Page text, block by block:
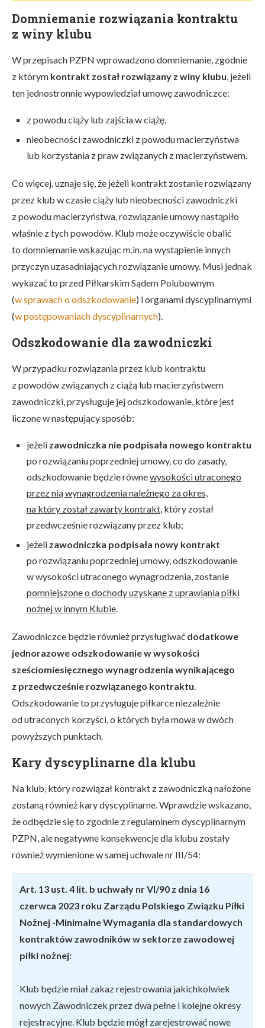
Domniemanie rozwiązania kontraktu
z winy klubu
W przepisach PZPN wprowadzono domniemanie, zgodnie
z którym kontrakt został rozwiązany z winy klubu, jeżeli
ten jednostronnie wypowiedział umowę zawodniczce:
z powodu ciąży lub zajścia w ciążę,
nieobecności zawodniczki z powodu macierzyństwa
lub korzystania z praw związanych z macierzyństwem.
Co więcej, uznaje się, że jeżeli kontrakt zostanie rozwiązany
przez klub w czasie ciąży lub nieobecności zawodniczki
z powodu macierzyństwa, rozwiązanie umowy nastąpiło
właśnie z tych powodów. Klub może oczywiście obalić
to domniemanie wskazując m.in. na wystąpienie innych
przyczyn uzasadniających rozwiązanie umowy. Musi jednak
wykazać to przed Piłkarskim Sądem Polubownym
(w sprawach o odszkodowanie) i organami dyscyplinarnymi
(w postępowaniach dyscyplinarnych).
Odszkodowanie dla zawodniczki
W przypadku rozwiązania przez klub kontraktu
z powodów związanych z ciążą lub macierzyństwem
zawodniczki, przysługuje jej odszkodowanie, które jest
liczone w następujący sposób:
jeżeli zawodniczka nie podpisała nowego kontraktu
po rozwiązaniu poprzedniej umowy, co do zasady,
odszkodowanie będzie równewysokości utraconego
przez nią wynagrodzenia należnego za okres,
na który został zawarty kontrakt, który został
przedwcześnie rozwiązany przez klub;
jeżeli zawodniczka podpisała nowy kontrakt
po rozwiązaniu poprzedniej umowy, odszkodowanie
w wysokości utraconego wynagrodzenia, zostanie
pomniejszone o dochody uzyskane z uprawiania piłki
nożnej w innym Klubie.
Zawodniczce będzie również przysługiwać dodatkowe
jednorazowe odszkodowanie w wysokości
sześciomiesięcznego wynagrodzenia wynikającego
z przedwcześnie rozwiązanego kontraktu.
Odszkodowanie to przysługuje piłkarce niezależnie
od utraconych korzyści, o których była mowa w dwóch
powyższych punktach.
Kary dyscyplinarne dla klubu
Na klub, który rozwiązał kontrakt z zawodniczką nałożone
zostaną również kary dyscyplinarne. Wprawdzie wskazano,
że odbędzie się to zgodnie z regulaminem dyscyplinarnym
PZPN, ale negatywne konsekwencje dla klubu zostały
również wymienione w samej uchwale nr III/54:
Art. 13 ust. 4 lit. b uchwały nr VI/90 z dnia 16
czerwca 2023 roku Zarządu Polskiego Związku Piłki
Nożnej -Minimalne Wymagania dla standardowych
kontraktów zawodników w sektorze zawodowej
piłki nożnej:
Klub będzie miał zakaz rejestrowania jakichkolwiek
nowych Zawodniczek przez dwa pełne i kolejne okresy
rejestracyjne. Klub będzie mógł zarejestrować nowe